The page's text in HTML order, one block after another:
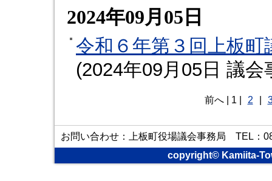
2024年09月05日
令和６年第３回上板
(2024年09月05日 議会
前へ| 1 2
お問い合わせ：上板町役場議会事務局 TEL：
copyright© Kamiita-